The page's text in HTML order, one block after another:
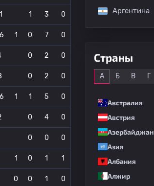
1 3 0
1 0 7 0
0 2 0
0 2 0
1 1 5 0
0 4 0
0 0 0
1 0 1 1
0 0 1 0
Аргентина
Страны
А Б В Г
Австралия
Австрия
Азербайджан
Азия
Албания
Алжир